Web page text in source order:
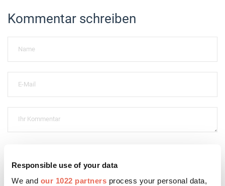
Responsible use of your data
We and our 1022 partners process your personal data,
Kommentar schreiben